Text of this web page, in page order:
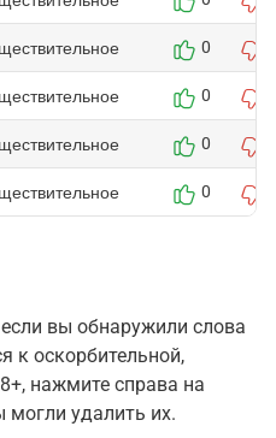
0
0
0
0
вы обнаружили слова
к оскорбительной,
нажмите справа на
удалить их.